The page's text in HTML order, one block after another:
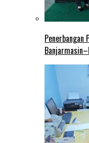
Penerbangan